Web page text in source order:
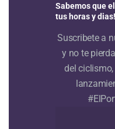
Sabemos que
tus horas y dias!
Suscribete a
y no te
del